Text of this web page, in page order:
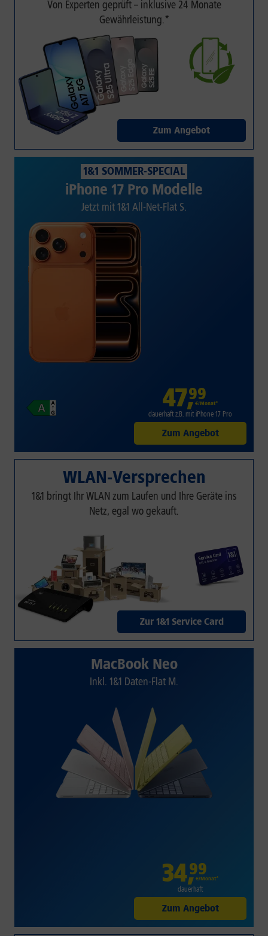
Von Experten geprüft – inklusive 24 Monate
Gewährleistung.*
Zum Angebot
1&1 SOMMER-SPECIAL
iPhone 17 Pro Modelle
Jetzt mit 1&1 All-Net-Flat S.
47,99
€/Monat*
dauerhaft z.B. mit iPhone 17 Pro
Zum Angebot
WLAN-Versprechen
1&1 bringt Ihr WLAN zum Laufen und Ihre Geräte ins
Netz, egal wo gekauft.
Zur 1&1 Service Card
MacBook Neo
Inkl. 1&1 Daten-Flat M.
34,99
€/Monat*
dauerhaft
Zum Angebot